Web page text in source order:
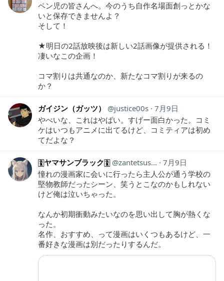
ペン児の皆さんへ。今のうち自作名場面創っとかな
いと保存できませんよ？
そして！
★明日の2話放映後は新しい2話画像が提供される！
凄いなこの企画！
コマ割りは共通なのか、新たなコマ割りが来るの
か？
ガイジン（ガッツ） justice00s 7月9日
やべいな、これはやばい。すげー面白かった。コミ
ケはいつもアニメに出てるけど、コミティアは初め
てだよな？
🀋ヤマサンブラック🀋 zantetsusen
7月9日
憧れの漫画家に会いに行ったら主人公が通う学校の
堅物教師だったシーン、笑うとこなのかもしれない
けど俺は泣いちゃった。
なんか初期衝動みたいなのを思い出して胸が熱くな
った。
名作、おすすめ、って漫画はいくつもあるけど、一
番好きな漫画は別だったりするんだ。